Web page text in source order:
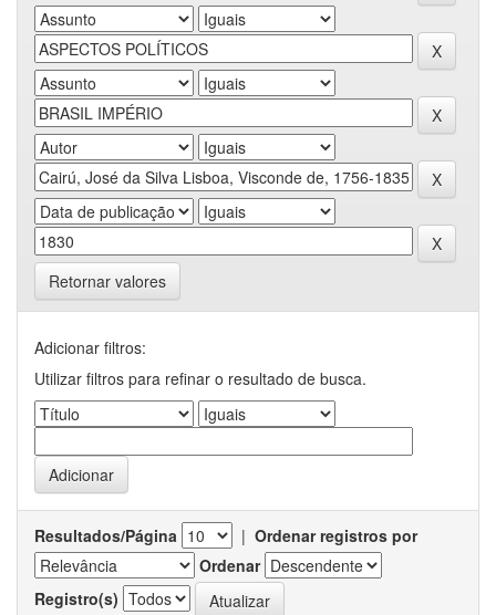
Retornar valores
Adicionar filtros:
Utilizar filtros para refinar o resultado de busca.
Resultados/Página | Ordenar registros por
Ordenar
Registro(s)